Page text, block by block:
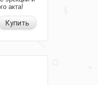
акта!
Купить